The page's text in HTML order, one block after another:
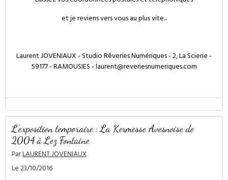
et je reviens vers vous au plus vite...
Laurent JOVENIAUX - Studio Rêveries Numériques - 2, La Scierie -
59177 - RAMOUSIES - laurent@reveriesnumeriques.com
L'exposition temporaire : La Kermesse Avesnoise de
2004 à Lez Fontaine
ParLAURENT JOVENIAUX
Le 23/10/2016